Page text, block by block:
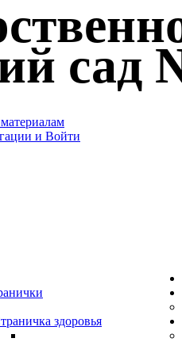
сад
и Войти
здоровья